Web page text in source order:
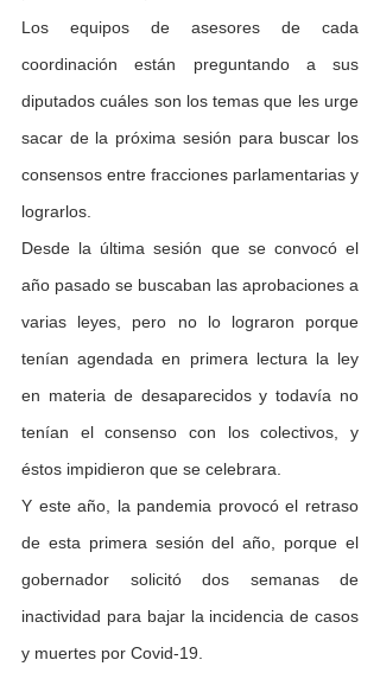
Los equipos de asesores de cada
coordinación están preguntando a sus
diputados cuáles son los temas que les urge
sacar de la próxima sesión para buscar los
consensos entre fracciones parlamentarias y
lograrlos.
Desde la última sesión que se convocó el
año pasado se buscaban las aprobaciones a
varias leyes, pero no lo lograron porque
tenían agendada en primera lectura la ley
en materia de desaparecidos y todavía no
tenían el consenso con los colectivos, y
éstos impidieron que se celebrara.
Y este año, la pandemia provocó el retraso
de esta primera sesión del año, porque el
gobernador solicitó dos semanas de
inactividad para bajar la incidencia de casos
y muertes por Covid-19.